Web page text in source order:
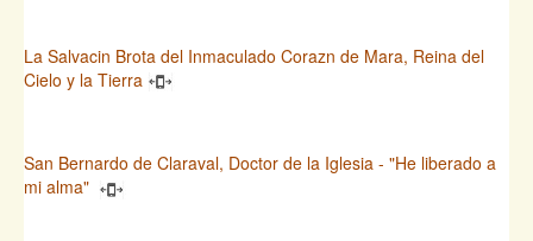
La Salvacin Brota del Inmaculado Corazn de Mara, Reina del
Cielo y la Tierra
San Bernardo de Claraval, Doctor de la Iglesia - "He liberado a
mi alma"